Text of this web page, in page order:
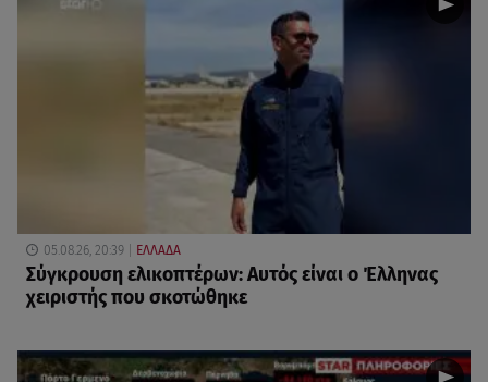
05.08.26, 20:39 ΕΛΛΑΔΑ
Σύγκρουση ελικοπτέρων: Αυτός είναι ο Έλληνας
χειριστής που σκοτώθηκε